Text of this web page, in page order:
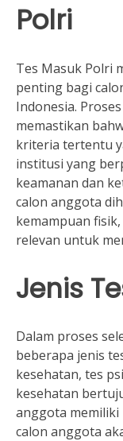
Polri
Tes Masuk Polri
penting bagi
Indonesia.
memastikan
kriteria tertentu
institusi yang
keamanan dan
calon anggota
kemampuan
relevan untuk
Jenis
Dalam proses
beberapa jenis
kesehatan, tes
kesehatan
anggota memiliki
calon anggota